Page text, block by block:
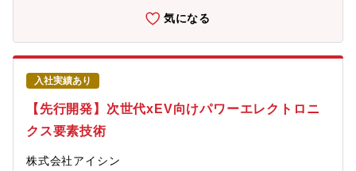
想から開発提案を担える専門人材を募集します。業務のやりがい
BEVの次世代ボデー骨格開発において、衝突・剛性CAEによる評
価に加え、マルチマテリアルの適材配置や接合設計を含めた構造
コンセプトの検討・提案から携わることができます。先行開発段
階からOEMと技術的な議論を行い、自身が検討した構造案が車体
構成として具現化されていく過程を直接体感できる点が、本業務
ならではのやりがいです。職務内容次世代BEV向けTEKIZAIボデ
ーを対象に、衝突・剛性CAEを活用しながら、構造コンセプト検
討から提案までを担当します。先行開発段階からお客様や関連部
業務内容・衝突/剛性CAEを用いたTEKIZAIボデーの性能検討・鉄/
気になる
入社実績あり
【先行開発】次世代xEV向けパワーエレクトロニ
クス要素技術
株式会社アイシン